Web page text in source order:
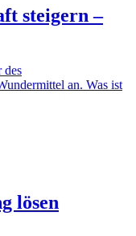
steigern –
des
an. Was ist
lösen